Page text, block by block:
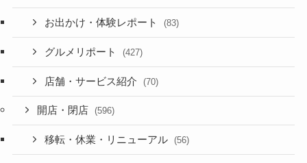
お出かけ・体験レポート (83)
グルメリポート (427)
店舗・サービス紹介 (70)
開店・閉店 (596)
移転・休業・リニューアル (56)